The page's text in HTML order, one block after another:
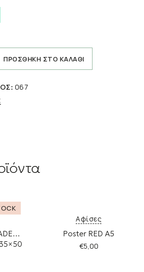
ΠΡΟΣΘΗΚΗ ΣΤΟ ΚΑΛΑΘΙ
067
Αφίσες
Poster RED A5
€5,00